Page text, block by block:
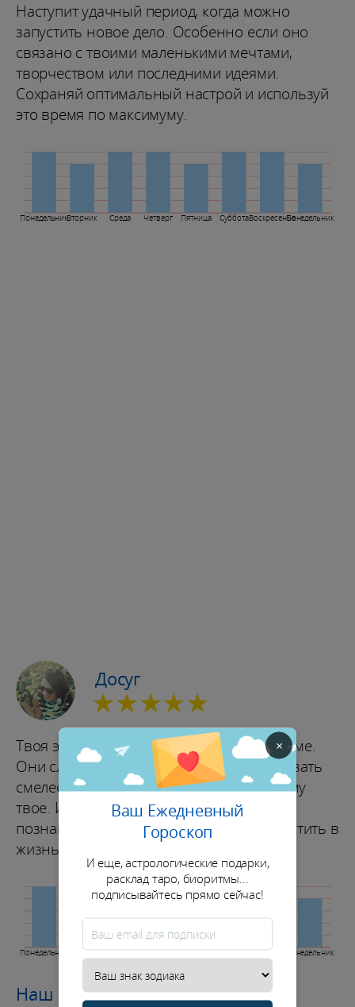
ПонедельникВторник Среда Четверг Пятница СубботаВоскресеньеПонедельник
Наступит удачный период, когда можно
запустить новое дело. Особенно если оно
связано с твоими маленькими мечтами,
творчеством или последними идеями.
Сохраняй оптимальный настрой и используй
это время по максимуму.
Досуг
★★★★★
Понедельник Понедельник
Твоя энергия и чувства сейчас на подъеме.
Они словно подталкивают тебя действовать
смелее и выбирать то, что по-настоящему
твое. Идеальный момент, чтобы
познакомиться с новыми людьми и впустить в
жизнь свежие интересы.
Наш совет дня
×
Ваш Ежедневный
Гороскоп
И еще, астрологические подарки,
расклад таро, биоритмы...
подписывайтесь прямо сейчас!